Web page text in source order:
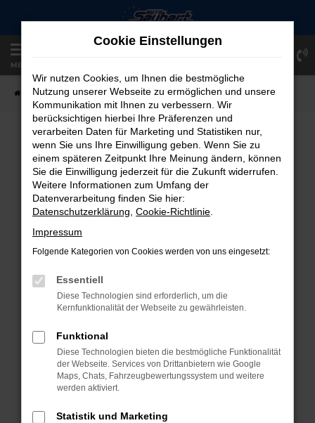
Zum
springen
MENÜ
Startseite Fahrzeugangebote Fahrzeug-Showroom
FAHRZEUG-SHOWROOM
FEHLER: NETWORK ERROR
Beim Laden ist ein Fehler aufgetreten.
Hier sind ein paar Tipps, die dir helfen können:
Überprüfe deine Firewall und deine
Internetverbindung.
Laden andere Webseiten, zum Beispiel
Prüfe deine Browsererweiterungen.
Manche Erweiterungen, wie Werbeblocker,
können das Laden bestimmter Seiten
anderen Browser oder in einem privaten
Cookie Einstellungen
Wir nutzen Cookies, um Ihnen die bestmögliche
Nutzung unserer Webseite zu ermöglichen und unsere
Kommunikation mit Ihnen zu verbessern. Wir
berücksichtigen hierbei Ihre Präferenzen und
verarbeiten Daten für Marketing und Statistiken nur,
wenn Sie uns Ihre Einwilligung geben. Wenn Sie zu
einem späteren Zeitpunkt Ihre Meinung ändern, können
Sie die Einwilligung jederzeit für die Zukunft widerrufen.
Weitere Informationen zum Umfang der
Datenverarbeitung finden Sie hier:
Datenschutzerklärung Cookie-Richtlinie
Impressum
Folgende Kategorien von Cookies werden von uns eingesetzt:
Essentiell
Diese Technologien sind erforderlich, um die
Kernfunktionalität der Webseite zu gewährleisten.
Funktional
Diese Technologien bieten die bestmögliche Funktionalität
der Webseite. Services von Drittanbietern wie Google
Maps, Chats, Fahrzeugbewertungssystem und weitere
werden aktiviert.
Statistik und Marketing